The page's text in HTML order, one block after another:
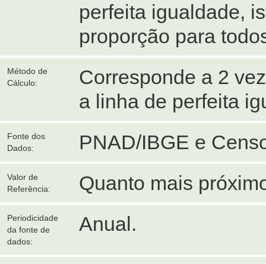
perfeita igualdade,
proporção para
Método de
Cálculo:
Corresponde a 2
a linha de perfeita
Fonte dos
Dados:
PNAD/IBGE e
Valor de
Referência:
Quanto mais
Periodicidade
da fonte de
dados:
Anual.